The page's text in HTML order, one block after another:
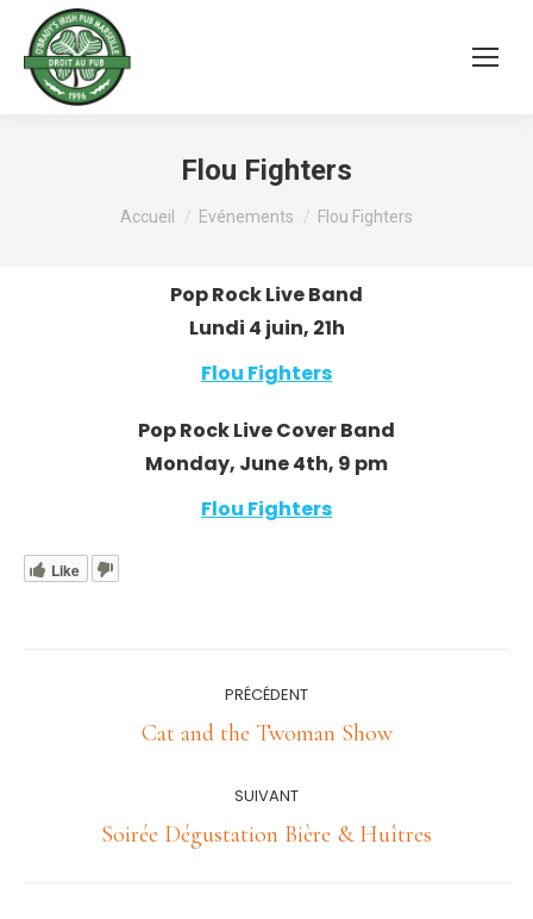
Flou Fighters
Vous êtes ici :
Accueil Evénements Flou Fighters
Pop Rock Live Band
Lundi 4 juin, 21h
Flou Fighters
Pop Rock Live Cover Band
Monday, June 4th, 9 pm
Flou Fighters
Like
PRÉCÉDENT
Article
:
Cat and the Twoman Show
SUIVANT
Article
Soirée Dégustation Bière & Huîtres